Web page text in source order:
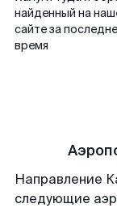
найденный на
сайте за
время
Направление
следующие